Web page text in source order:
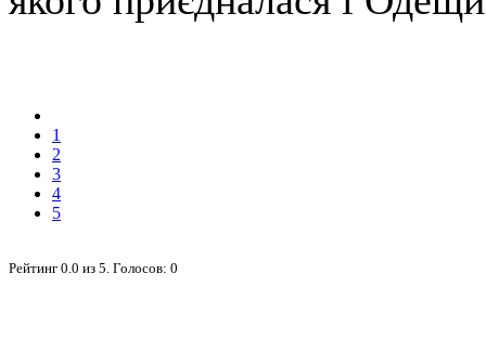
1
2
3
4
5
Рейтинг 0.0 из 5 . Голосов: 0